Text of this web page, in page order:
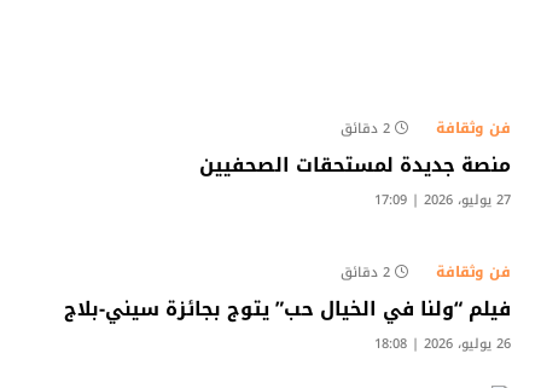
فن وثقافة 2 دقائق
منصة جديدة لمستحقات الصحفيين
27 يوليو، 2026 | 17:09
فن وثقافة 2 دقائق
فيلم “ولنا في الخيال حب” يتوج بجائزة سيني-بلاج
26 يوليو، 2026 | 18:08